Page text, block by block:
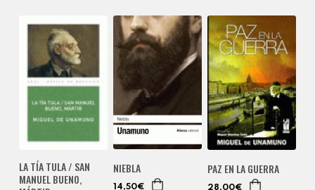
LA TÍA TULA / SAN
MANUEL BUENO,
NIEBLA
14,50€
PAZ EN LA GUERRA
28,00€